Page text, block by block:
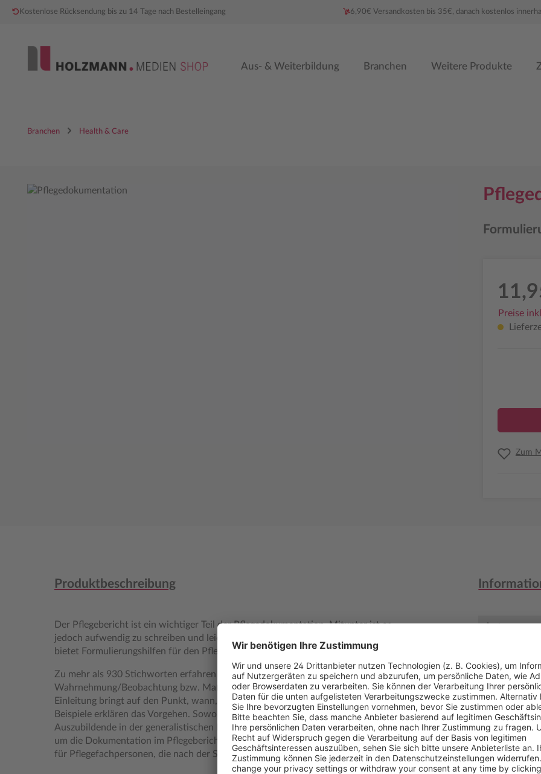
Kostenlose Rücksendung bis zu 14 Tage nach Bestelleingang 6,90€ Versandkosten bis 35€, danach kostenlos
Aus- & Weiterbildung Branchen Weitere Produkte
Branchen Health & Care
Bildergalerie überspringen
Preise
Zum
Produktbeschreibung
Der Pflegebericht ist ein wichtiger Teil der Pflegedokumentation. Mitunter ist er
jedoch aufwendig zu schreiben und leicht wird etwas vergessen. Dieses Buch
bietet Formulierungshilfen für den Pflegebericht.
Zu mehr als 930 Stichworten erfahren Pflegende, welche Angaben bei welcher
Wahrnehmung/Beobachtung bzw. Maßnahme zu dokumentieren sind. Die
Einleitung bringt auf den Punkt, wann, wer, wo, wie zu dokumentieren hat.
Beispiele erklären das Vorgehen. Sowohl für Examinierte als auch für
Auszubildende in der generalistischen Pflegeausbildung ist dieses Buch geeignet,
um die Dokumentation im Pflegebericht zu erleichtern und zu verbessern. Auch
für Pflegefachpersonen, die nach der SIS arbeiten, ist das Buch perfekt.
Autor
Medientyp
Auflage
Seitenzahl